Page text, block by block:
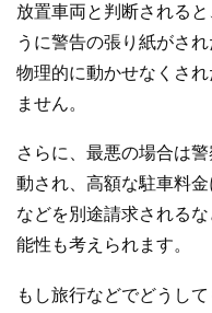
放置車両と判断される
うに警告の張り紙がさ
物理的に動かせなくさ
ません。
さらに、最悪の場合は
動され、高額な駐車料
などを別途請求される
能性も考えられます。
もし旅行などでどうし